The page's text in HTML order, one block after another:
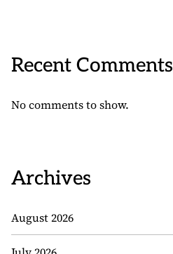
Recent Comments
No comments to show.
Archives
August 2026